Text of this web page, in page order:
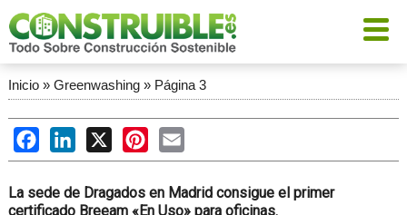
Inicio» Greenwashing» Página 3
FacebookLinkedIn
X PinterestEmail
La sede de Dragados en Madrid consigue el primer
certificado Breeam «En Uso» para oficinas.